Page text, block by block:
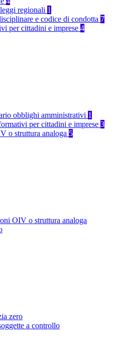
regionali 1
e codice di condotta 7
per cittadini e imprese 4
obblighi amministrativi 1
per cittadini e imprese 3
o struttura analoga 5
OIV o struttura analoga
zero
a controllo